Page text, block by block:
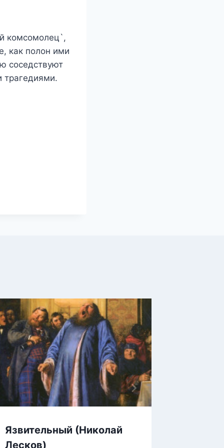
комсомолец`,
как полон ими
соседствуют
трагедиями.
Язвительный (Николай
Лесков)